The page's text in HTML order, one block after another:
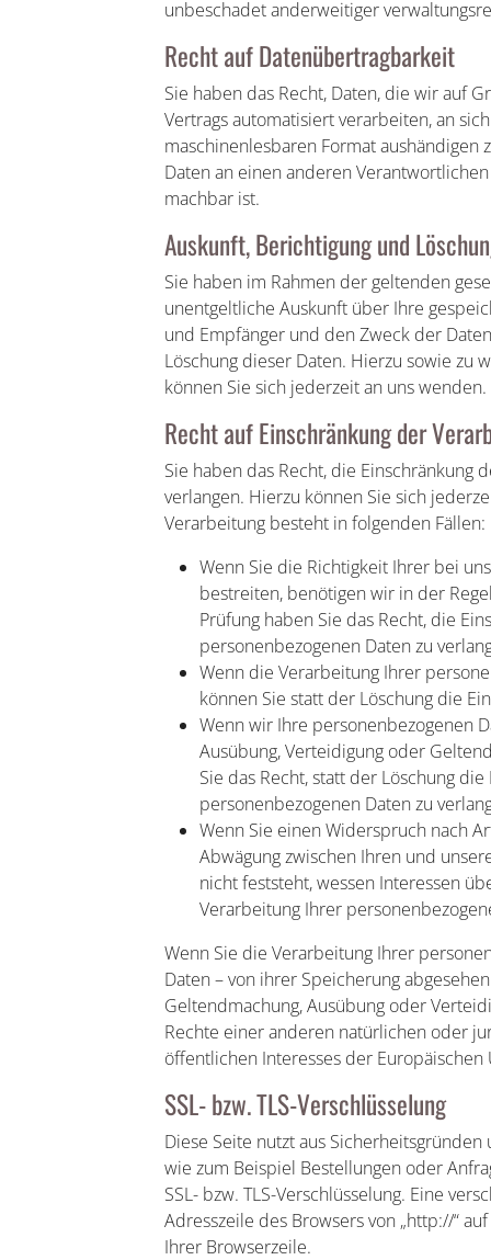
unbeschadet anderweitiger
Recht auf Daten­übertrag­barkeit
Sie haben das Recht, Daten, die wir auf
Vertrags automatisiert verarbeiten, an
maschinenlesbaren Format
Daten an einen anderen
machbar ist.
Auskunft, Berichtigung und
Sie haben im Rahmen der geltenden
unentgeltliche Auskunft über Ihre
und Empfänger und den Zweck der
Löschung dieser Daten. Hierzu sowie zu
können Sie sich jederzeit an uns wenden.
Recht auf Einschränkung der
Sie haben das Recht, die Einschränkung
verlangen. Hierzu können Sie sich
Verarbeitung besteht in folgenden Fällen:
Wenn Sie die Richtigkeit Ihrer bei
bestreiten, benötigen wir in der
Prüfung haben Sie das Recht, die
personenbezogenen Daten zu
Wenn die Verarbeitung Ihrer
können Sie statt der Löschung die
Wenn wir Ihre personenbezogenen
Ausübung, Verteidigung oder
Sie das Recht, statt der Löschung
personenbezogenen Daten zu
Wenn Sie einen Widerspruch nach
Abwägung zwischen Ihren und
nicht feststeht, wessen Interessen
Verarbeitung Ihrer
Wenn Sie die Verarbeitung Ihrer
Daten – von ihrer Speicherung
Geltendmachung, Ausübung oder
Rechte einer anderen natürlichen oder
öffentlichen Interesses der
SSL- bzw. TLS-Verschlüsselung
Diese Seite nutzt aus
wie zum Beispiel Bestellungen oder
SSL- bzw. TLS-Verschlüsselung. Eine
Adresszeile des Browsers von „http://“
Ihrer Browserzeile.